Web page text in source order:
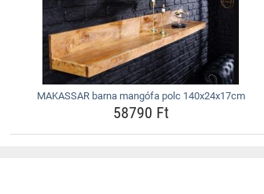
MAKASSAR barna mangófa polc 140x24x17cm
58790 Ft